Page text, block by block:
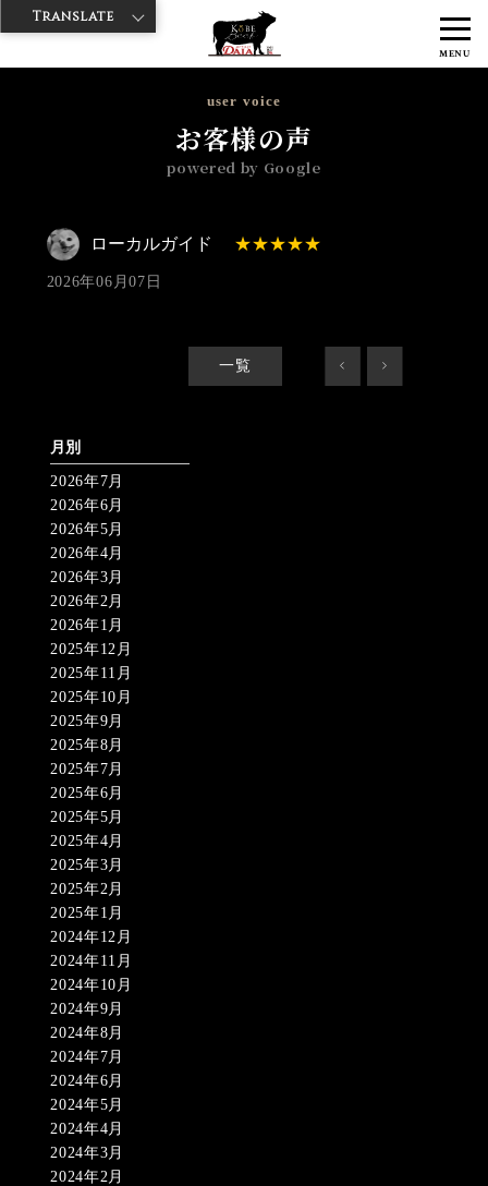
MENU
神戸牛ダイヤ > 神戸牛ダイア 浅草楽天地店
ロー
カルガイド 2026/06/07 No_review
user voice
お客様の声
powered by Google
ローカルガイド
2026年06月07日
一覧 < >
月別
2026年7月
2026年6月
2026年5月
2026年4月
2026年3月
2026年2月
2026年1月
2025年12月
2025年11月
2025年10月
2025年9月
2025年8月
2025年7月
2025年6月
2025年5月
2025年4月
2025年3月
2025年2月
2025年1月
2024年12月
2024年11月
2024年10月
2024年9月
2024年8月
2024年7月
2024年6月
2024年5月
2024年4月
2024年3月
2024年2月
Translate